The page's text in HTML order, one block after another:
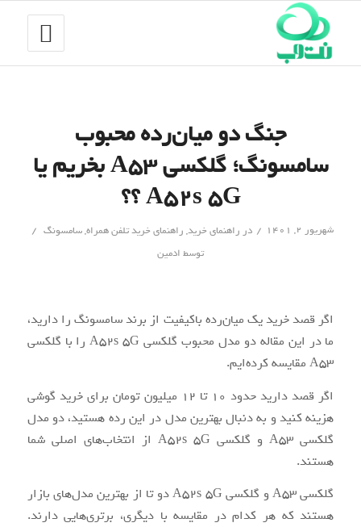
جنگ دو میان‌رده محبوب
سامسونگ؛ گلکسی A53 بخریم یا
A52s 5G ؟؟
شهریور ۲, ۱۴۰۱ / در راهنمای خرید, راهنمای خرید تلفن همراه,سامسونگ /
توسط ادمین
اگر قصد خرید یک میان‌رده باکیفیت از برند سامسونگ را دارید،
ما در این مقاله دو مدل محبوب گلکسی A52s 5G را با گلکسی
A53 مقایسه کرده‌ایم.
اگر قصد دارید حدود 10 تا 12 میلیون تومان برای خرید گوشی
هزینه کنید و به دنبال بهترین مدل در این رده هستید، دو مدل
گلکسی A53 و گلکسی A52s 5G از انتخاب‌های اصلی شما
هستند.
گلکسی A53 و گلکسی A52s 5G دو تا از بهترین مدل‌های بازار
هستند که هر کدام در مقایسه با دیگری، برتری‌هایی دارند.